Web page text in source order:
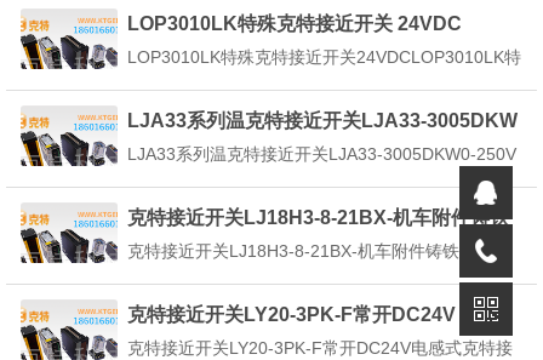
的应用难题，实现燃烧过程二维温度场及多组分气体
浓度的非接触在线测量，为燃烧机理研究及过程智能
控制提供有效的依据。典型应用水泥：回转窑窑头/...
LOP3010LK特殊克特接近开关 24VDC
LOP3010LK特殊克特接近开关24VDCLOP3010LK特
同时具有传感性能，且动作可靠，性能稳定，频率响
应快，应用寿命长，抗干扰能力强等、并具有防水、
防震、耐腐蚀等特点。性能特点主要特性...
LJA33系列温克特接近开关LJA33-3005DKW
0-250V
LJA33系列温克特接近开关LJA33-3005DKW0-250V
克特接近开关LJA33-3005DKWAC/DC0-250V由三大
部分组成：振荡器、开关电路及放大输出电路。振荡
器产生一个交变磁场。当金属目标接近这一磁场，并
达到感应距离...
克特接近开关LJ18H3-8-21BX-机车附件铸铁
传感器
克特接近开关LJ18H3-8-21BX-机车附件铸铁传感器
克特接近开关LJ18H3-8-21BX-机车附件铸铁传感器
是种开关型传感器（即无无触点开关），它既有行程
开关、微动开关的特性，同时具有传感性能，且动作
可靠，性能稳定，频率响应快，应用...
克特接近开关LY20-3PK-F常开DC24V
克特接近开关LY20-3PK-F常开DC24V电感式克特接